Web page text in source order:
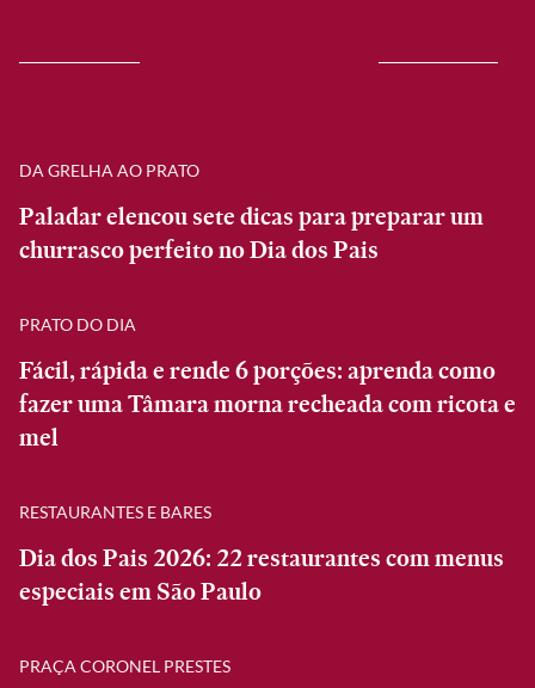
DA GRELHA AO PRATO
Paladar elencou sete dicas para preparar um
churrasco perfeito no Dia dos Pais
PRATO DO DIA
Fácil, rápida e rende 6 porções: aprenda como
fazer uma Tâmara morna recheada com ricota e
mel
RESTAURANTES E BARES
Dia dos Pais 2026: 22 restaurantes com menus
especiais em São Paulo
PRAÇA CORONEL PRESTES